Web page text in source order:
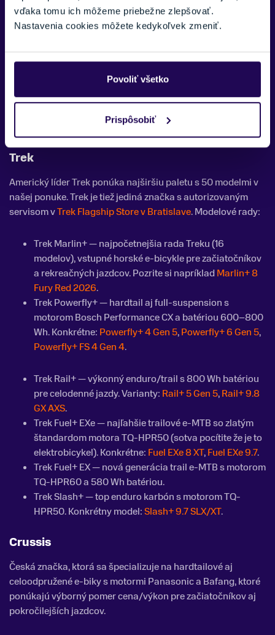
vďaka tomu ich môžeme priebežne zlepšovať.
Nastavenia cookies môžete kedykoľvek zmeniť.
Povoliť všetko
Prispôsobiť
Xpert 2026
CTM Pulze — športový XC hardtail s ľahkým hliníkovým
CTM Ruby — dámska variácia trail hardtailu s
CTM Wire — všestranný urbánny/trail e-bike pre
rekreáciu aj dochádzanie do práce.
CTM Roxxy — dámska variácia Wire pre mestský a
rekreačný štýl jazdy.
Trek
Americký líder Trek ponúka najširšiu paletu s 50 modelmi v
našej ponuke. Trek je tiež jediná značka s autorizovaným
servisom vTrek Flagship Store v Bratislave. Modelové rady:
Trek Marlin+ — najpočetnejšia rada Treku (16
modelov), vstupné horské e-bicykle pre začiatočníkov
a rekreačných jazdcov. Pozrite si napríkladMarlin+ 8
Fury Red 2026.
Trek Powerfly+ — hardtail aj full-suspension s
motorom Bosch Performance CX a batériou 600–800
Wh. Konkrétne: Powerfly+ 4 Gen 5,Powerfly+ 6 Gen 5,
Powerfly+ FS 4 Gen 4.
Trek Rail+ — výkonný enduro/trail s 800 Wh batériou
pre celodenné jazdy. Varianty: Rail+ 5 Gen 5,Rail+ 9.8
GX AXS.
Trek Fuel+ EXe — najľahšie trailové e-MTB so zlatým
štandardom motora TQ-HPR50 (sotva pocítite že je to
elektrobicykel). Konkrétne: Fuel EXe 8 XT,Fuel EXe 9.7.
Trek Fuel+ EX — nová generácia trail e-MTB s motorom
TQ-HPR60 a 580 Wh batériou.
Trek Slash+ — top enduro karbón s motorom TQ-
HPR50. Konkrétny model:Slash+ 9.7 SLX/XT.
Crussis
Česká značka, ktorá sa špecializuje na hardtailové aj
celoodpružené e-biky s motormi Panasonic a Bafang, ktoré
ponúkajú výborný pomer cena/výkon pre začiatočníkov aj
pokročilejších jazdcov.